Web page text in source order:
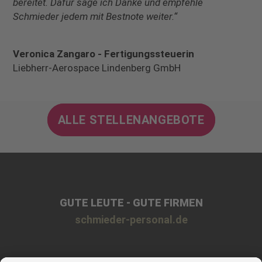
bereitet. Dafür sage ich Danke und empfehle
Schmieder jedem mit Bestnote weiter.“
Veronica Zangaro - Fertigungssteuerin
Liebherr-Aerospace Lindenberg GmbH
ALLE STELLENANGEBOTE
GUTE LEUTE - GUTE FIRMEN
schmieder-personal.de